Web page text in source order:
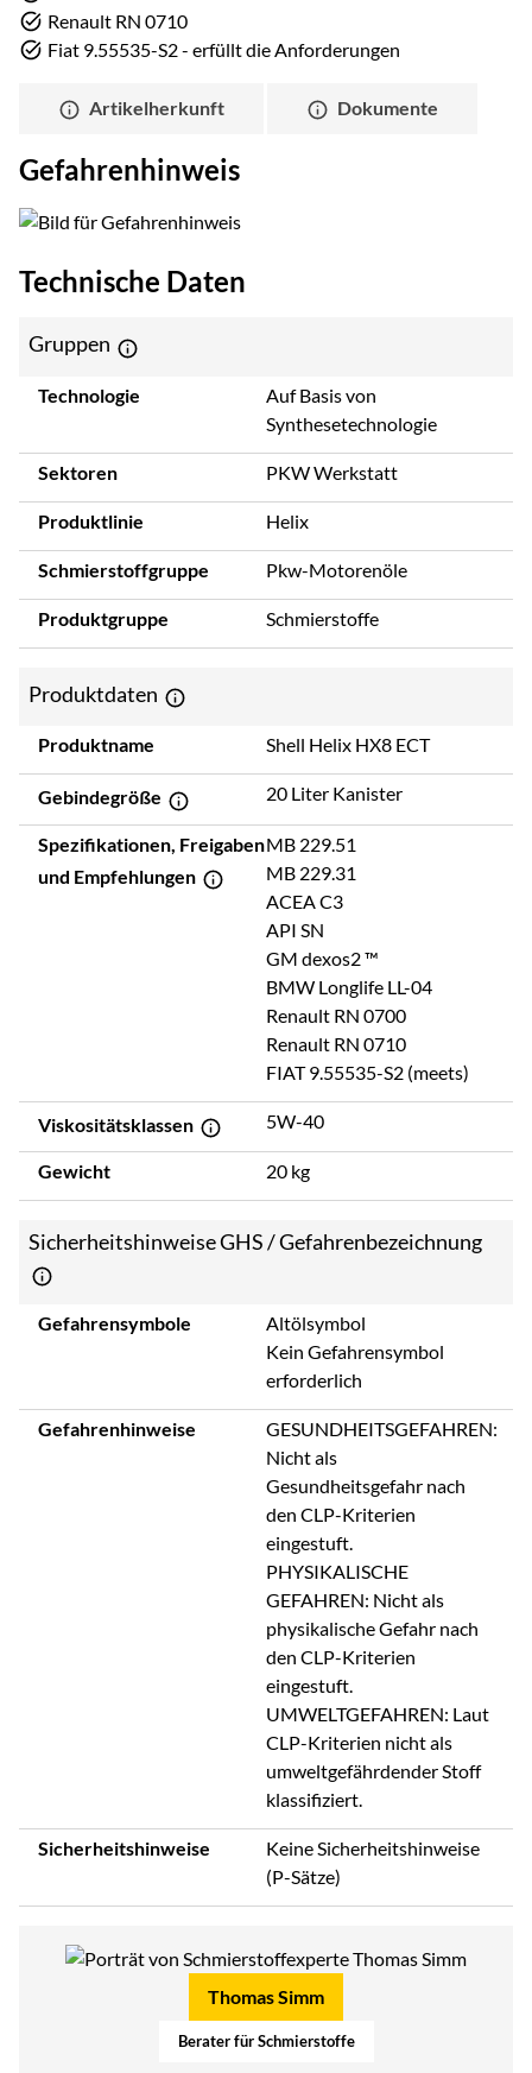
Renault RN 0710
Fiat 9.55535-S2 - erfüllt die Anforderungen
Artikelherkunft Dokumente
Gefahrenhinweis
Technische Daten
Gruppen
Technologie
Auf Basis von
Synthesetechnologie
Sektoren PKW Werkstatt
Produktlinie Helix
Schmierstoffgruppe Pkw-Motorenöle
Produktgruppe Schmierstoffe
Produktdaten
Produktname Shell Helix HX8 ECT
Gebindegröße 20 Liter Kanister
Spezifikationen, Freigaben
und Empfehlungen
MB 229.51
MB 229.31
ACEA C3
API SN
GM dexos2 ™
BMW Longlife LL-04
Renault RN 0700
Renault RN 0710
FIAT 9.55535-S2 (meets)
Viskositätsklassen 5W-40
Gewicht 20 kg
Sicherheitshinweise GHS / Gefahrenbezeichnung
Gefahrensymbole
Altölsymbol
Kein Gefahrensymbol
erforderlich
Gefahrenhinweise
GESUNDHEITSGEFAHREN:
Nicht als
Gesundheitsgefahr nach
den CLP-Kriterien
eingestuft.
PHYSIKALISCHE
GEFAHREN: Nicht als
physikalische Gefahr nach
den CLP-Kriterien
eingestuft.
UMWELTGEFAHREN: Laut
CLP-Kriterien nicht als
umweltgefährdender Stoff
klassifiziert.
Sicherheitshinweise
Keine Sicherheitshinweise
(P-Sätze)
Thomas Simm
Berater für Schmierstoffe